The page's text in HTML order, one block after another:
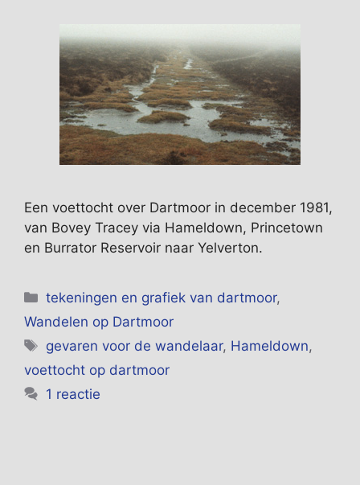
Een voettocht over Dartmoor in december 1981,
van Bovey Tracey via Hameldown, Princetown
en Burrator Reservoir naar Yelverton.
Categorieën
tekeningen en grafiek van dartmoor,
Wandelen op Dartmoor
Tags
gevaren voor de wandelaar, Hameldown,
voettocht op dartmoor
1 reactie